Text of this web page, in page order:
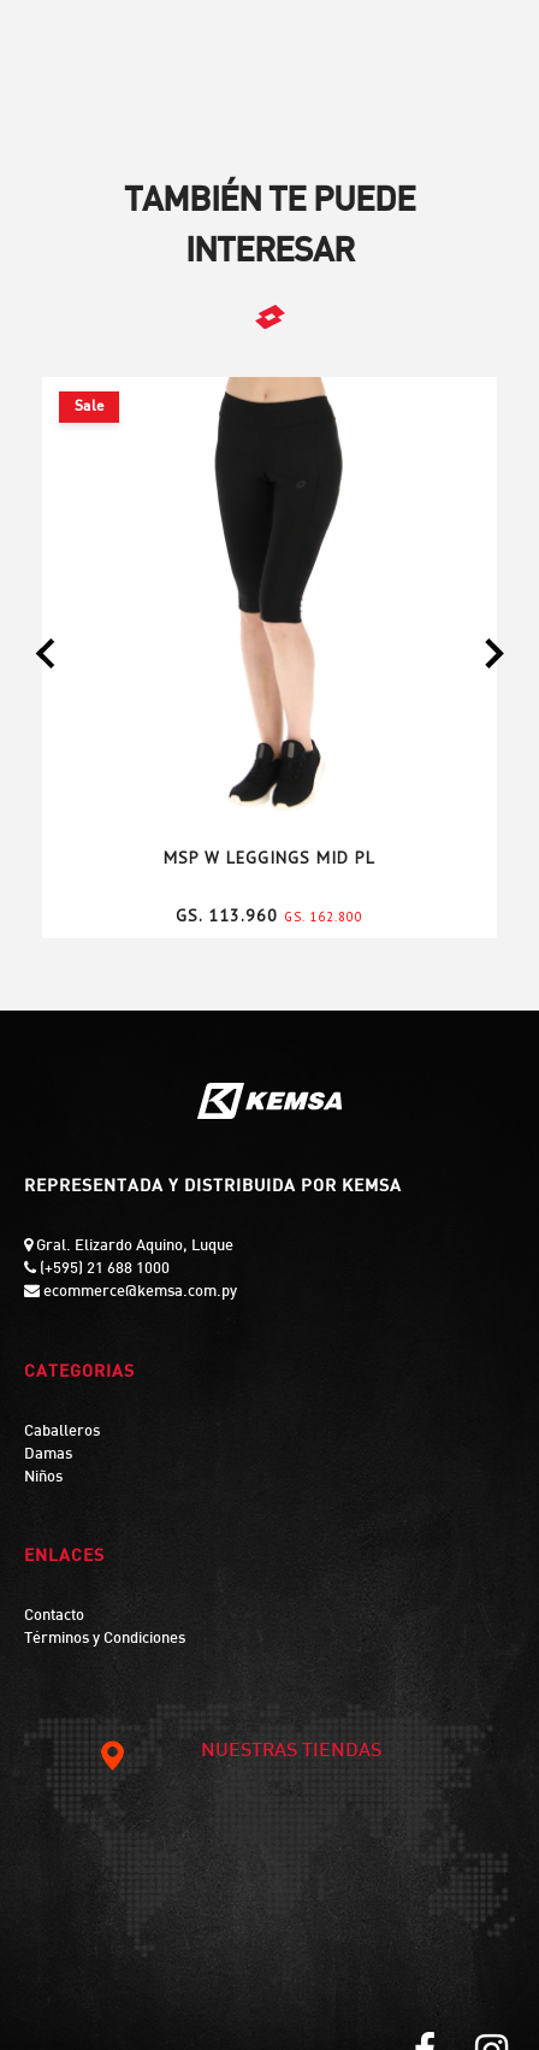
TAMBIÉN TE PUEDE
INTERESAR
Sale
MSP W LEGGINGS MID PL
GS. 113.960 GS. 162.800
REPRESENTADA Y DISTRIBUIDA POR KEMSA
Gral. Elizardo Aquino, Luque
(+595) 21 688 1000
ecommerce@kemsa.com.py
CATEGORIAS
Caballeros
Damas
Niños
ENLACES
Contacto
Términos y Condiciones
NUESTRAS TIENDAS